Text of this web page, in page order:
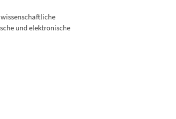
und elektronische